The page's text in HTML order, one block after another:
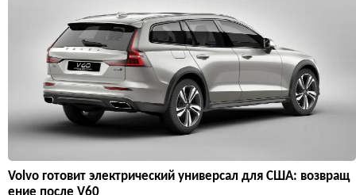
Volvo готовит электрический универсал для США: возвращ